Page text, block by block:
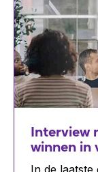
Interview
winnen in
In de laatste